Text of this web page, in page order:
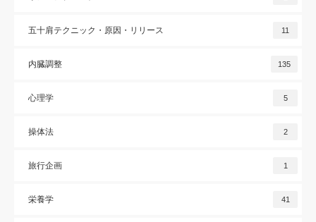
五十肩テクニック・原因・リリース 11
内臓調整 135
心理学 5
操体法 2
旅行企画 1
栄養学 41